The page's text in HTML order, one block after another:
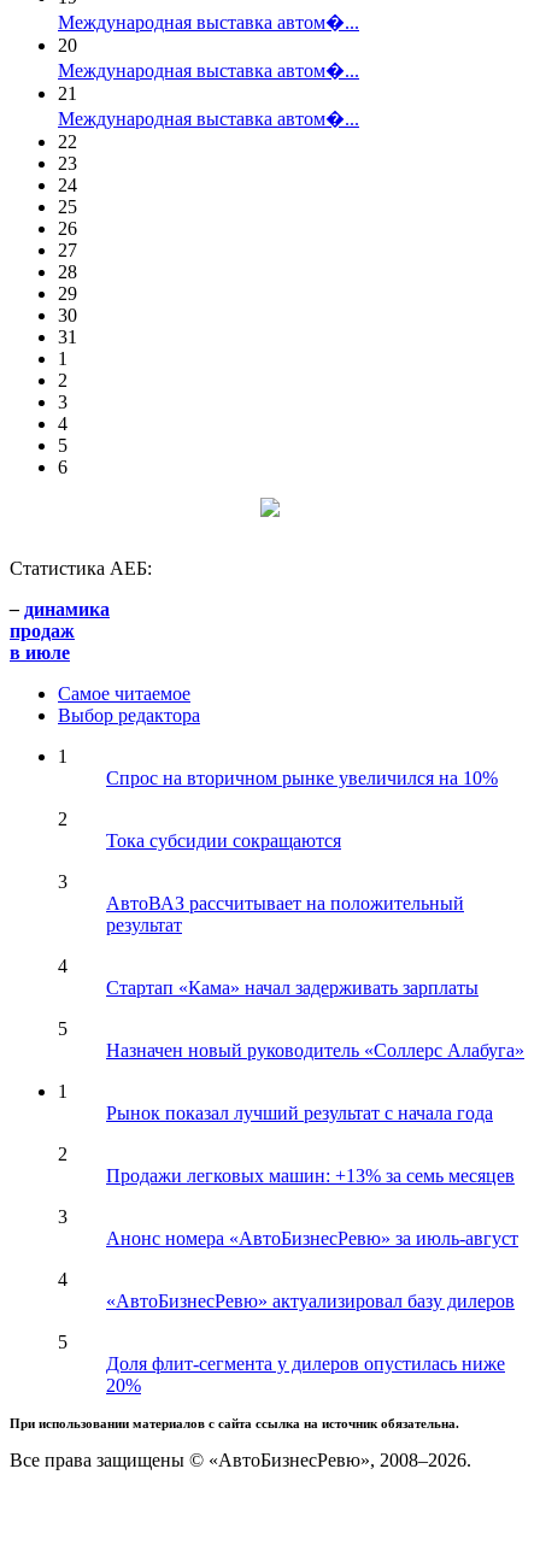
Международная выставка автом�...
20
Международная выставка автом�...
21
Международная выставка автом�...
22
23
24
25
26
27
28
29
30
31
1
2
3
4
5
6
Статистика АЕБ:
– динамика
продаж
в июле
Самое читаемое
Выбор редактора
1
Спрос на вторичном рынке увеличился на 10%
2
Тока субсидии сокращаются
3
АвтоВАЗ рассчитывает на положительный
результат
4
Стартап «Кама» начал задерживать зарплаты
5
Назначен новый руководитель «Соллерс Алабуга»
1
Рынок показал лучший результат с начала года
2
Продажи легковых машин: +13% за семь месяцев
3
Анонс номера «АвтоБизнесРевю» за июль-август
4
«АвтоБизнесРевю» актуализировал базу дилеров
5
Доля флит-сегмента у дилеров опустилась ниже
20%
При использовании материалов с сайта ссылка на источник обязательна.
Все права защищены © «АвтоБизнесРевю», 2008–2026.